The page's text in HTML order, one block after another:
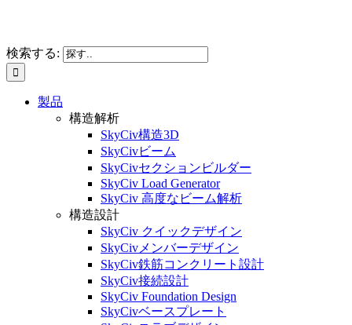
検索する:
製品
構造解析
SkyCiv構造3D
SkyCivビーム
SkyCivセクションビルダー
SkyCiv Load Generator
SkyCiv 高度なビーム解析
構造設計
SkyCiv クイックデザイン
SkyCivメンバーデザイン
SkyCiv鉄筋コンクリート設計
SkyCiv接続設計
SkyCiv Foundation Design
SkyCivベースプレート